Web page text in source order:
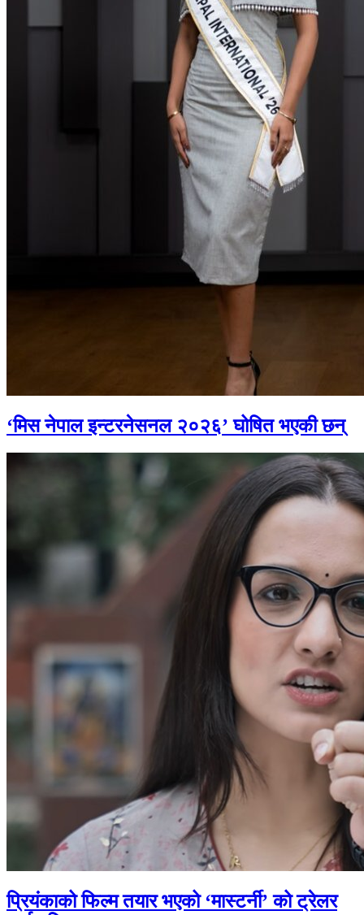
‘मिस नेपाल इन्टरनेसनल २०२६’ घोषित भएकी छन्
प्रियंकाको फिल्म तयार भएको ‘मास्टर्नी’ को ट्रेलर